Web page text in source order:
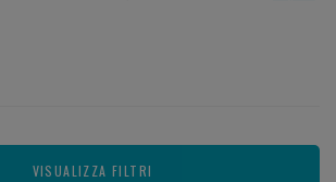
VISUALIZZA FILTRI